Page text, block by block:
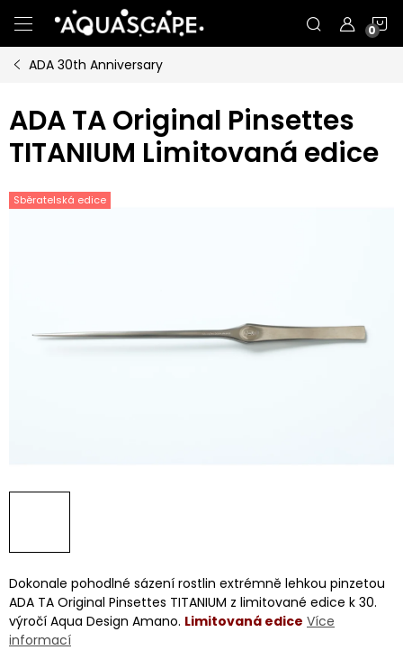
na
obsah
ADA 30th Anniversary
ADA TA Original Pinsettes
TITANIUM Limitovaná edice
Sběratelská edice
Dokonale pohodlné sázení rostlin extrémně lehkou pinzetou
ADA TA Original Pinsettes TITANIUM z limitované edice k 30.
výročí Aqua Design Amano. Limitovaná edice Více
informací